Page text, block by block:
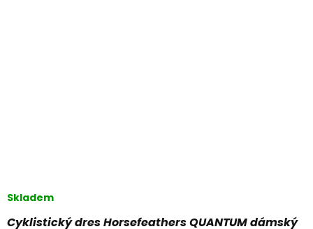
Cyklistický dres Horsefeathers QUANTUM dámský
Skladem